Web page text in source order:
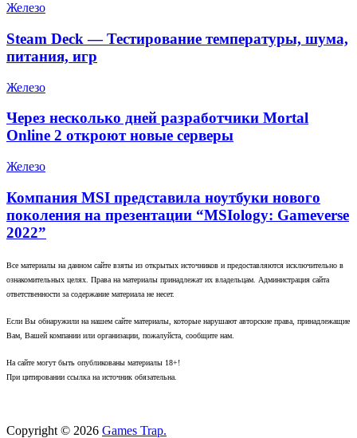
Железо
Steam Deck — Тестирование температуры, шума,
питания, игр
Железо
Через несколько дней разработчики Mortal
Online 2 откроют новые серверы
Железо
Компания MSI представила ноутбуки нового
поколения на презентации “MSIology: Gameverse
2022”
Все материалы на данном сайте взяты из открытых источников и предоставляются исключительно в
ознакомительных целях. Права на материалы принадлежат их владельцам. Администрация сайта
ответственности за содержание материала не несет.
Если Вы обнаружили на нашем сайте материалы, которые нарушают авторские права, принадлежащие
Вам, Вашей компании или организации, пожалуйста, сообщите нам.
На сайте могут быть опубликованы материалы 18+!
При цитировании ссылка на источник обязательна.
Copyright © 2026 Games Trap.